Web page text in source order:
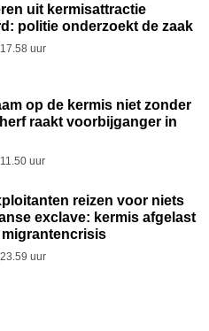
uit kermisattractie
politie onderzoekt de zaak
uur
op de kermis niet zonder
raakt voorbijganger in
uur
reizen voor niets
exclave: kermis afgelast
uur